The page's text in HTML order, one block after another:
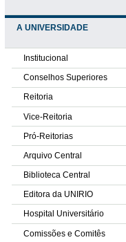
A UNIVERSIDADE
Institucional
Conselhos Superiores
Reitoria
Vice-Reitoria
Pró-Reitorias
Arquivo Central
Biblioteca Central
Editora da UNIRIO
Hospital Universitário
Comissões e Comitês